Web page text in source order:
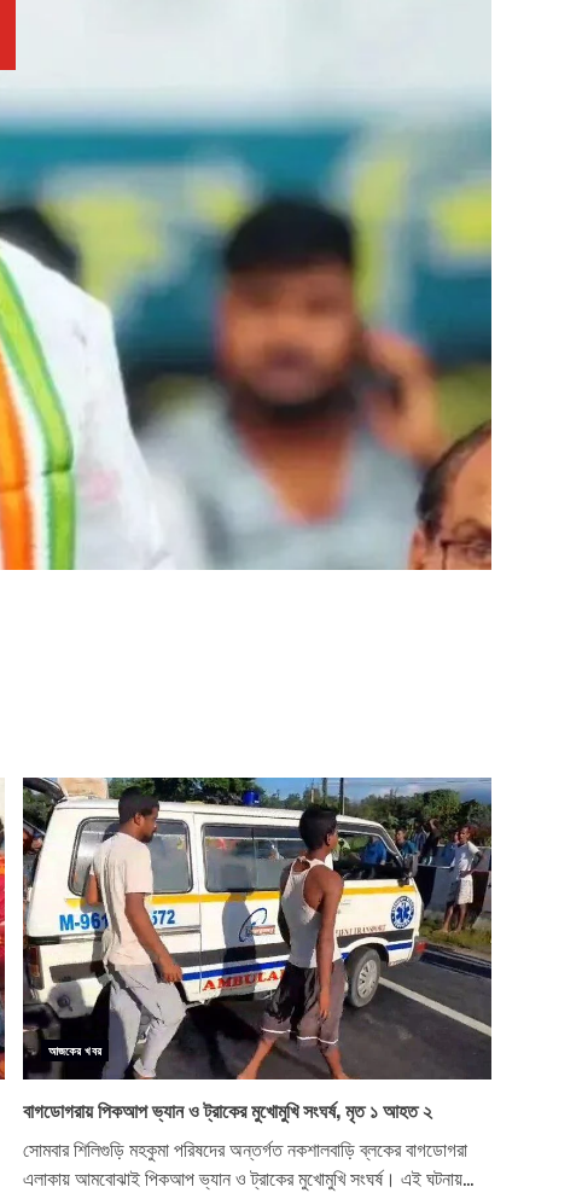
আজকের খবর
বাগডোগরায় পিকআপ ভ্যান ও ট্রাকের মুখোমুখি সংঘর্ষ, মৃত ১ আহত ২
সোমবার শিলিগুড়ি মহকুমা পরিষদের অন্তর্গত নকশালবাড়ি ব্লকের বাগডোগরা
এলাকায় আমবোঝাই পিকআপ ভ্যান ও ট্রাকের মুখোমুখি সংঘর্ষ। এই ঘটনায়...